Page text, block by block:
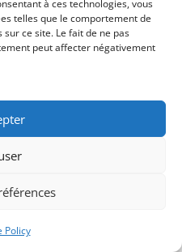
à ces technologies, vous
telles que le comportement de
ce site. Le fait de ne pas
peut affecter négativement
Policy
dans 12